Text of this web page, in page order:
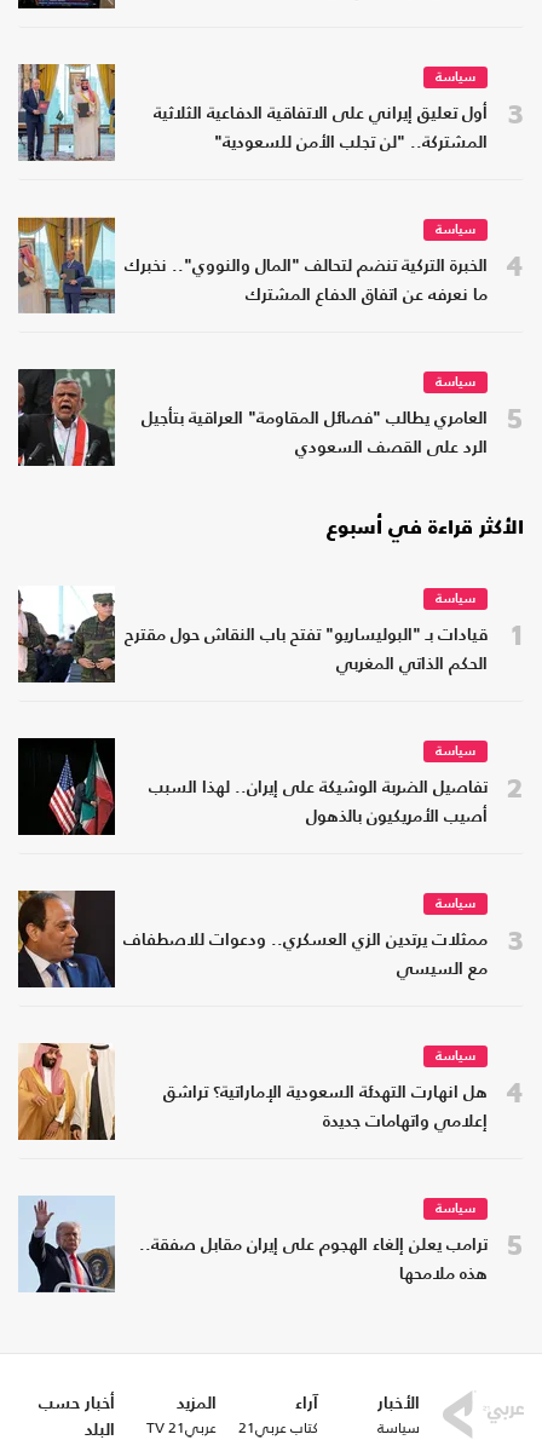
3
سياسة
أول تعليق إيراني على الاتفاقية الدفاعية الثلاثية
المشتركة.. "لن تجلب الأمن للسعودية"
4
سياسة
الخبرة التركية تنضم لتحالف "المال والنووي".. نخبرك
ما نعرفه عن اتفاق الدفاع المشترك
5
سياسة
العامري يطالب "فصائل المقاومة" العراقية بتأجيل
الرد على القصف السعودي
الأكثر قراءة في أسبوع
1
سياسة
قيادات بـ "البوليساريو" تفتح باب النقاش حول مقترح
الحكم الذاتي المغربي
2
سياسة
تفاصيل الضربة الوشيكة على إيران.. لهذا السبب
أصيب الأمريكيون بالذهول
3
سياسة
ممثلات يرتدين الزي العسكري.. ودعوات للاصطفاف
مع السيسي
4
سياسة
هل انهارت التهدئة السعودية الإماراتية؟ تراشق
إعلامي واتهامات جديدة
5
سياسة
ترامب يعلن إلغاء الهجوم على إيران مقابل صفقة..
هذه ملامحها
الأخبار
سياسة
آراء
كتاب عربي21
المزيد
عربي21 TV
أخبار حسب
البلد